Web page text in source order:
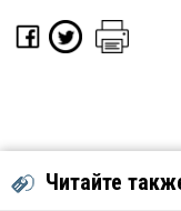
Читайте